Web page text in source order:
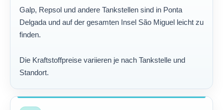
Galp, Repsol und andere Tankstellen sind in Ponta
Delgada und auf der gesamten Insel São Miguel leicht zu
finden.
Die Kraftstoffpreise variieren je nach Tankstelle und
Standort.